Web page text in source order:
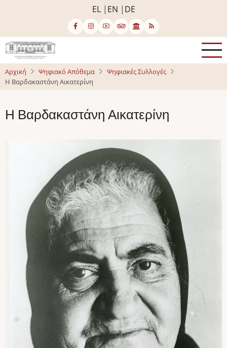
κυρίως
περιεχόμενο
EL EN DE
Αρχική Ψηφιακό Απόθεμα
Ψηφιακές Συλλογές
Η Βαρδακαστάνη Αικατερίνη
Η Βαρδακαστάνη Αικατερίνη